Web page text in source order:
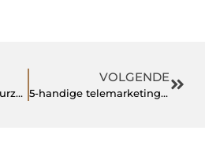
Het hele jaar door duurzaam
VOLGENDE
5-handige telemarketing tips om scoringskansen te verhogen